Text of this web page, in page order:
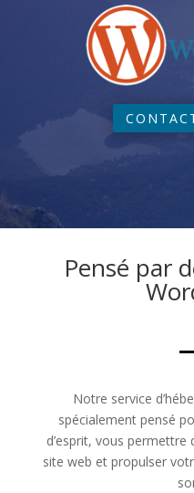
Pensé par
Notre service
spécialement pensé
d’esprit, vous
site web et propulser